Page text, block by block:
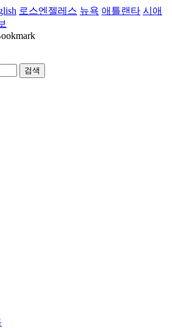
로스엔젤레스 뉴욕 애틀랜타 시애